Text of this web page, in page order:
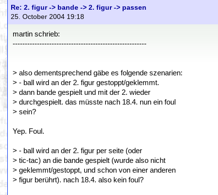
Re: 2. figur -> bande -> 2. figur -> passen
25. October 2004 19:18
martin schrieb:
-------------------------------------------------------
> also dementsprechend gäbe es folgende szenarien:
> - ball wird an der 2. figur gestoppt/geklemmt.
> dann bande gespielt und mit der 2. wieder
> durchgespielt. das müsste nach 18.4. nun ein foul
> sein?
Yep. Foul.
> - ball wird an der 2. figur per seite (oder
> tic-tac) an die bande gespielt (wurde also nicht
> geklemmt/gestoppt, und schon von einer anderen
> figur berührt). nach 18.4. also kein foul?